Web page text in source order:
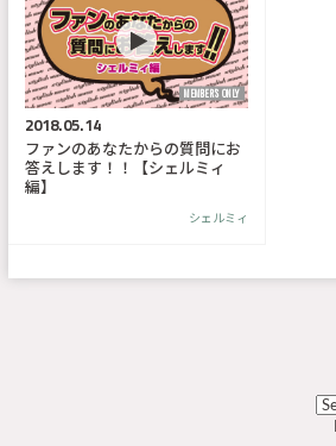
MEMBER'S ONLY
2018.05.14
ファンのあなたからの質問にお
答えします！！【シェルミィ
編】
シェルミィ